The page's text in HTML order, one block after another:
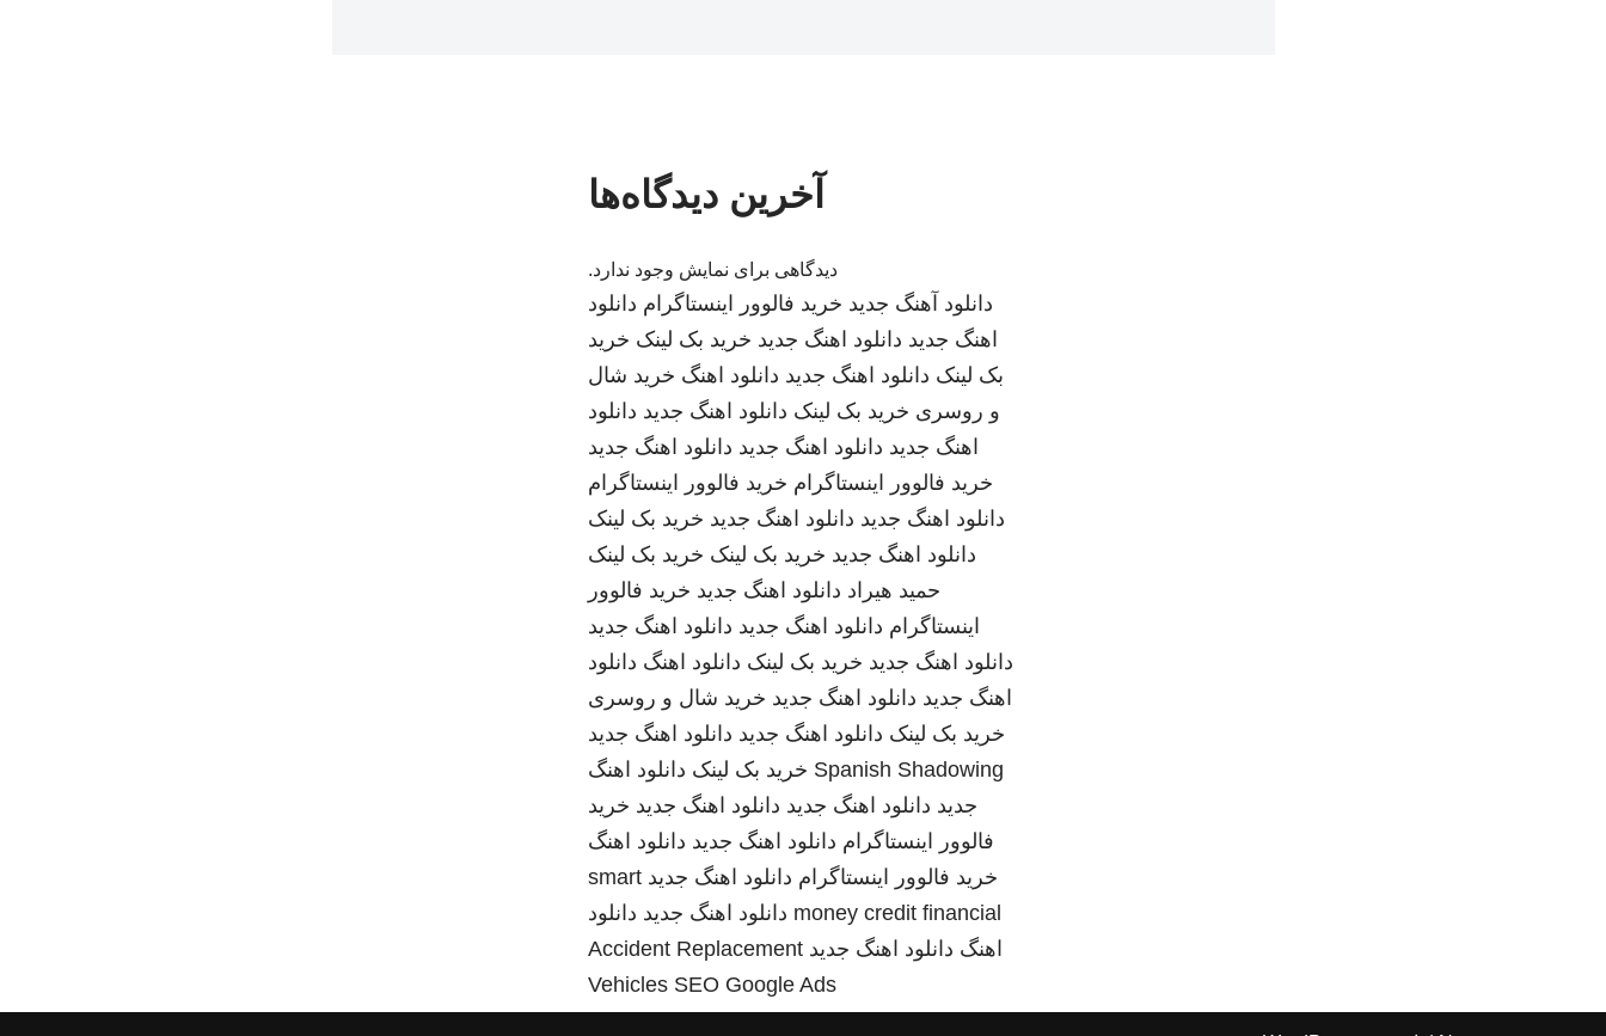
آخرین دیدگاه‌ها
دیدگاهی برای نمایش وجود ندارد.
دانلود آهنگ جدید خرید فالوور اینستاگرام دانلود
اهنگ جدید دانلود اهنگ جدید خرید بک لینک خرید
بک لینک دانلود اهنگ جدید دانلود اهنگ خرید شال
و روسری خرید بک لینک دانلود اهنگ جدید دانلود
اهنگ جدید دانلود اهنگ جدید دانلود اهنگ جدید
خرید فالوور اینستاگرام خرید فالوور اینستاگرام
دانلود اهنگ جدید دانلود اهنگ جدید خرید بک لینک
دانلود اهنگ جدید خرید بک لینک خرید بک لینک
حمید هیراد دانلود اهنگ جدید خرید فالوور
اینستاگرام دانلود اهنگ جدید دانلود اهنگ جدید
دانلود اهنگ جدید خرید بک لینک دانلود اهنگ دانلود
اهنگ جدید دانلود اهنگ جدید خرید شال و روسری
خرید بک لینک دانلود اهنگ جدید دانلود اهنگ جدید
Spanish Shadowing خرید بک لینک دانلود اهنگ
جدید دانلود اهنگ جدید دانلود اهنگ جدید خرید
فالوور اینستاگرام دانلود اهنگ جدید دانلود اهنگ
خرید فالوور اینستاگرام دانلود اهنگ جدید smart
money credit financial دانلود اهنگ جدید دانلود
اهنگ دانلود اهنگ جدید Accident Replacement
Vehicles SEO Google Ads